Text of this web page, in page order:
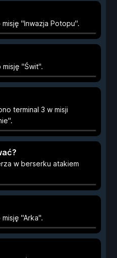
"Inwazja Potopu".
"Świt".
terminal 3 w misji
w berserku atakiem
"Arka".